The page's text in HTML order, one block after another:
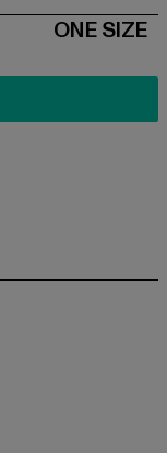
ONE SIZE